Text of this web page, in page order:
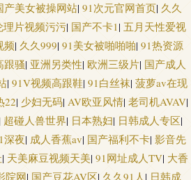
日本老熟女HD 午夜欧美伦理 AV按摩影院 超
欧美碰 av成人资源站
产美女被操网站| 91次元官网首页| 久久
理片视频污污| 国产不卡1| 五月天性爱视
频| 久久999| 91美女被啪啪啪| 91热资源
跟骚| 亚洲另类性| 欧洲三级片| 国产成人
| 91V视频高跟鞋| 91白丝袜| 菠萝av在现
22| 少妇无码| AV欧亚风情| 老司机AVAV|
超碰人兽世界| 日本熟妇| 日韩成人专区|
深夜| 成人香蕉av| 国产福利不卡| 影音先
| 天美麻豆视频天美| 91网址成人TV| 大香
院网| 国产豆花AV区| 久久91人| 日韩成